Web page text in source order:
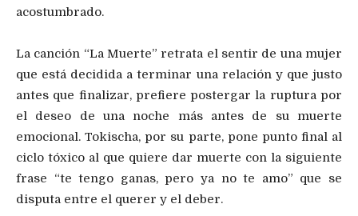
acostumbrado.
La canción “La Muerte” retrata el sentir de una mujer
que está decidida a terminar una relación y que justo
antes que finalizar, prefiere postergar la ruptura por
el deseo de una noche más antes de su muerte
emocional. Tokischa, por su parte, pone punto final al
ciclo tóxico al que quiere dar muerte con la siguiente
frase “te tengo ganas, pero ya no te amo” que se
disputa entre el querer y el deber.